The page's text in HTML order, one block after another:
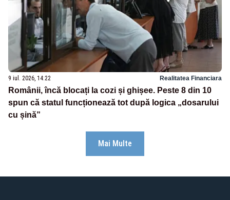
9 iul. 2026, 14:22 Realitatea Financiara
Românii, încă blocați la cozi și ghișee. Peste 8 din 10
spun că statul funcționează tot după logica „dosarului
cu șină”
Mai Multe